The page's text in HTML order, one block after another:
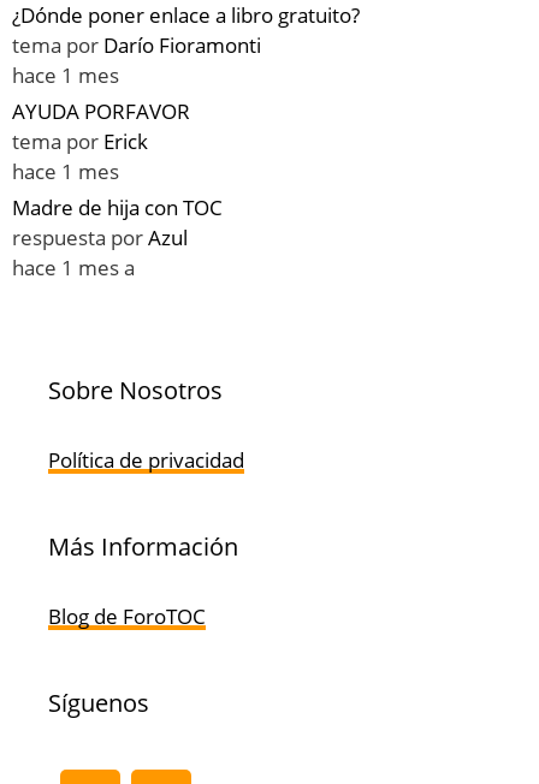
¿Dónde poner enlace a libro gratuito?
tema por Darío Fioramonti
hace 1 mes
AYUDA PORFAVOR
tema por Erick
hace 1 mes
Madre de hija con TOC
respuesta porAzul
hace 1 mes a
Sobre Nosotros
Política de privacidad
Más Información
Blog de ForoTOC
Síguenos